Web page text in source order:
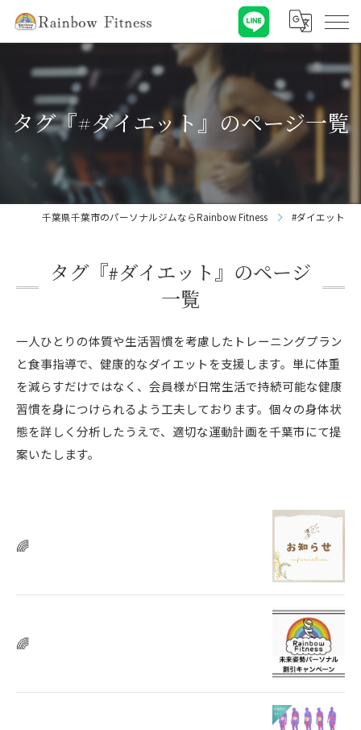
タグ『#ダイエット』のページ一覧
千葉県千葉市のパーソナルジムならRainbow Fitness #ダイエット
タグ『#ダイエット』のページ
一覧
一人ひとりの体質や生活習慣を考慮したトレーニングプラン
と食事指導で、健康的なダイエットを支援します。単に体重
を減らすだけではなく、会員様が日常生活で持続可能な健康
習慣を身につけられるよう工夫しております。個々の身体状
態を詳しく分析したうえで、適切な運動計画を千葉市にて提
案いたします。
🌈
🌈